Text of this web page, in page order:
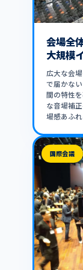
会場全
大規模
広大な会
で届かな
間の特性
な音場補
場感あふ
国際会議